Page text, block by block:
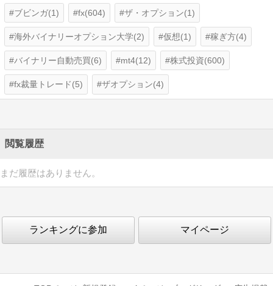
ブビンガ(1) fx(604) ザ・オプション(1)
海外バイナリーオプション大学(2) 仮想(1) 稼ぎ方(4)
バイナリー自動売買(6) mt4(12) 株式投資(600)
fx裁量トレード(5) ザオプション(4)
閲覧履歴
まだ履歴はありません。
ランキングに参加 マイページ